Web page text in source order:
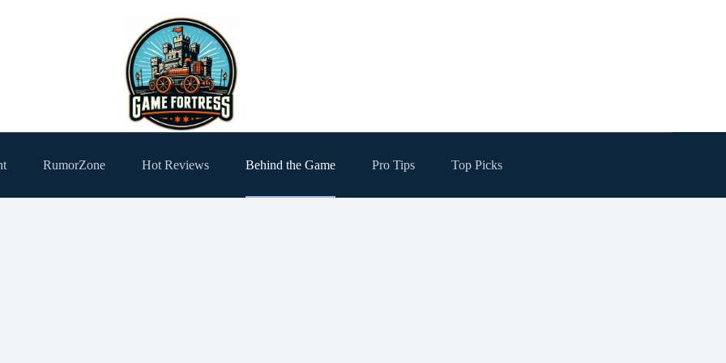
RumorZone Hot Reviews Behind the Game Pro Tips Top Picks